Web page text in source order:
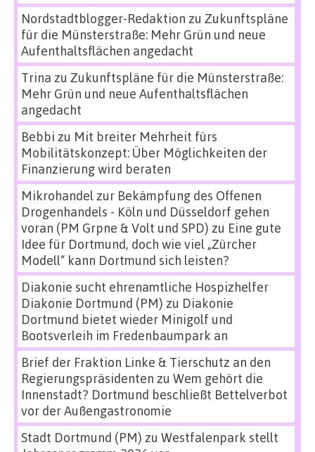
Nordstadtblogger-Redaktion zu Zukunftspläne
für die Münsterstraße: Mehr Grün und neue
Aufenthaltsflächen angedacht
Trina zu Zukunftspläne für die Münsterstraße:
Mehr Grün und neue Aufenthaltsflächen
angedacht
Bebbi zu Mit breiter Mehrheit fürs
Mobilitätskonzept: Über Möglichkeiten der
Finanzierung wird beraten
Mikrohandel zur Bekämpfung des Offenen
Drogenhandels - Köln und Düsseldorf gehen
voran (PM Grpne & Volt und SPD) zu Eine gute
Idee für Dortmund, doch wie viel „Zürcher
Modell“ kann Dortmund sich leisten?
Diakonie sucht ehrenamtliche Hospizhelfer
Diakonie Dortmund (PM) zu Diakonie
Dortmund bietet wieder Minigolf und
Bootsverleih im Fredenbaumpark an
Brief der Fraktion Linke & Tierschutz an den
Regierungspräsidenten zu Wem gehört die
Innenstadt? Dortmund beschließt Bettelverbot
vor der Außengastronomie
Stadt Dortmund (PM) zu Westfalenpark stellt